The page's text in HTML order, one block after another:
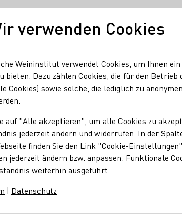
verwenden Cookies
Weininstitut verwendet Cookies, um Ihnen
bieten. Dazu zählen Cookies, die für den Betrieb
Cookies) sowie solche, die lediglich zu
auf "Alle akzeptieren", um alle Cookies zu
jederzeit ändern und widerrufen. In der
finden Sie den Link "Cookie-
jederzeit ändern bzw. anpassen. Funktionale
weiterhin ausgeführt.
| Datenschutz